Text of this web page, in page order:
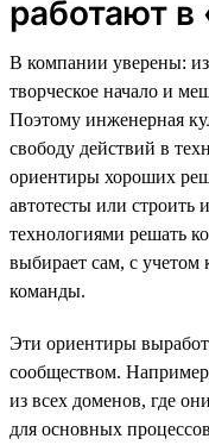
работают
В компании уверены:
творческое начало и
Поэтому инженерная
свободу действий в
ориентиры хороших
автотесты или
технологиями решать
выбирает сам, с учетом
команды.
Эти ориентиры
сообществом.
из всех доменов, где
для основных